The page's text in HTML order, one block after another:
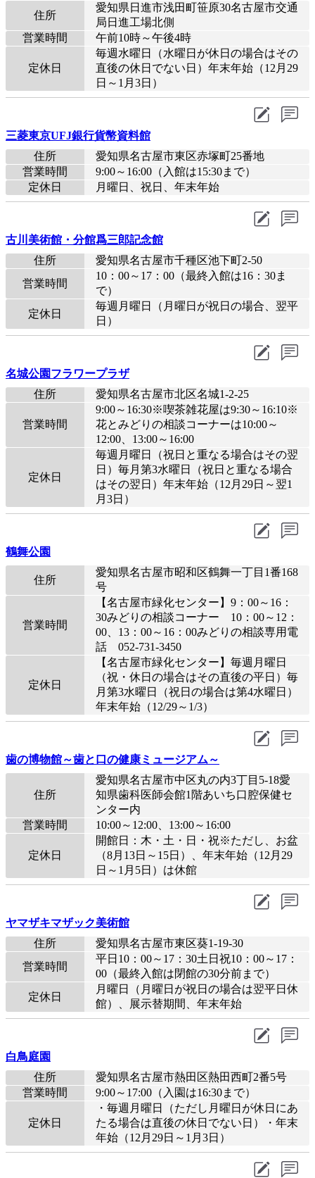
住所
愛知県日進市浅田町笹原30名古屋市交通
局日進工場北側
営業時間
午前10時～午後4時
定休日
毎週水曜日（水曜日が休日の場合はその
直後の休日でない日）年末年始（12月29
日～1月3日）
三菱東京UFJ銀行貨幣資料館
住所
愛知県名古屋市東区赤塚町25番地
営業時間
9:00～16:00（入館は15:30まで）
定休日
月曜日、祝日、年末年始
古川美術館・分館爲三郎記念館
住所
愛知県名古屋市千種区池下町2-50
営業時間
10：00～17：00（最終入館は16：30ま
で）
定休日
毎週月曜日（月曜日が祝日の場合、翌平
日）
名城公園フラワープラザ
住所
愛知県名古屋市北区名城1-2-25
営業時間
9:00～16:30※喫茶雑花屋は9:30～16:10※
花とみどりの相談コーナーは10:00～
12:00、13:00～16:00
定休日
毎週月曜日（祝日と重なる場合はその翌
日）毎月第3水曜日（祝日と重なる場合
はその翌日）年末年始（12月29日～翌1
月3日）
鶴舞公園
住所
愛知県名古屋市昭和区鶴舞一丁目1番168
号
営業時間
【名古屋市緑化センター】9：00～16：
30みどりの相談コーナー 10：00～12：
00、13：00～16：00みどりの相談専用電
話 052-731-3450
定休日
【名古屋市緑化センター】毎週月曜日
（祝・休日の場合はその直後の平日）毎
月第3水曜日（祝日の場合は第4水曜日）
年末年始（12/29～1/3）
歯の博物館～歯と口の健康ミュージアム～
住所
愛知県名古屋市中区丸の内3丁目5-18愛
知県歯科医師会館1階あいち口腔保健セ
ンター内
営業時間
10:00～12:00、13:00～16:00
定休日
開館日：木・土・日・祝※ただし、お盆
（8月13日～15日）、年末年始（12月29
日～1月5日）は休館
ヤマザキマザック美術館
住所
愛知県名古屋市東区葵1-19-30
営業時間
平日10：00～17：30土日祝10：00～17：
00（最終入館は閉館の30分前まで）
定休日
月曜日（月曜日が祝日の場合は翌平日休
館）、展示替期間、年末年始
白鳥庭園
住所
愛知県名古屋市熱田区熱田西町2番5号
営業時間
9:00～17:00（入園は16:30まで）
定休日
・毎週月曜日（ただし月曜日が休日にあ
たる場合は直後の休日でない日）・年末
年始（12月29日～1月3日）